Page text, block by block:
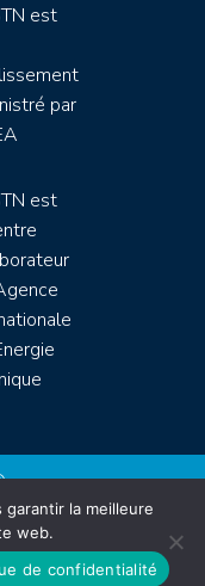
est
par
est
(rgpd)la meilleure
web.
de confidentialité